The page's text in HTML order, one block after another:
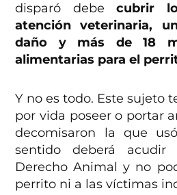
disparó debecubrir
atención veterinaria,
daño y más de 18
alimentarias para el
Y no es todo. Este sujeto
por vida poseer o portar
decomisaron la que
sentido deberá
Derecho Animal y no
perrito ni a las víctimas